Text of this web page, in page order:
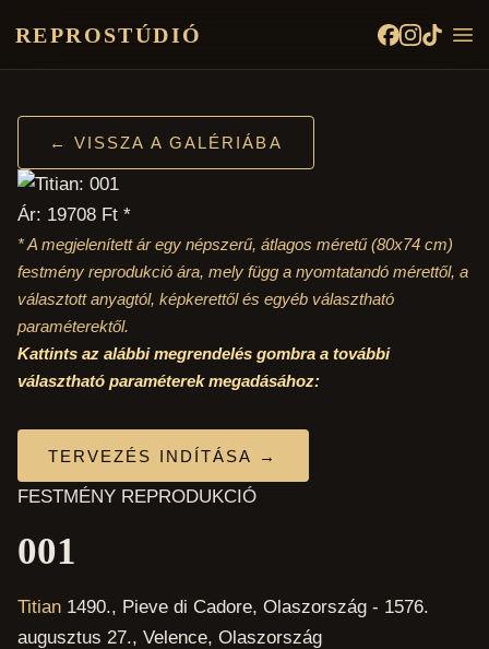
REPROSTÚDIÓ
← VISSZA A GALÉRIÁBA
Ár: 19708 Ft *
* A megjelenített ár egy népszerű, átlagos méretű(80x74 cm)
festmény reprodukció ára, mely függ a nyomtatandó mérettől, a
választott anyagtól, képkerettől és egyéb választható
paraméterektől.
Kattints az alábbi megrendelés gombra a további
választható paraméterek megadásához:
TERVEZÉS INDÍTÁSA →
FESTMÉNY REPRODUKCIÓ
001
Titian 1490., Pieve di Cadore, Olaszország - 1576.
augusztus 27., Velence, Olaszország